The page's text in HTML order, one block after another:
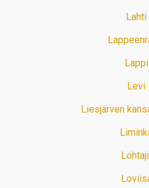
Lahti
Lappi
Levi
Liesjärven